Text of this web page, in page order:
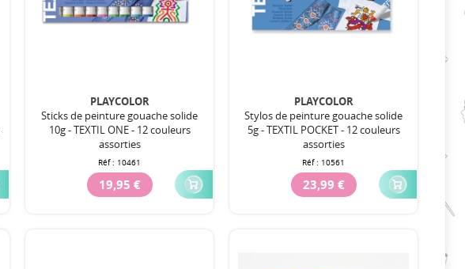
PLAYCOLOR
Sticks de peinture gouache solide
10g - TEXTIL ONE - 12 couleurs
assorties
Réf : 10461
19,95 €
PLAYCOLOR
Stylos de peinture gouache solide
5g - TEXTIL POCKET - 12 couleurs
assorties
Réf : 10561
23,99 €